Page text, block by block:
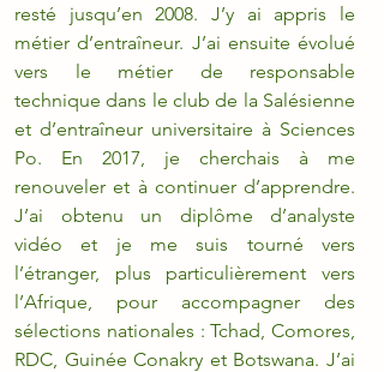
resté jusqu’en 2008. J’y ai appris le
métier d’entraîneur. J’ai ensuite évolué
vers le métier de responsable
technique dans le club de la Salésienne
et d’entraîneur universitaire à Sciences
Po. En 2017, je cherchais à me
renouveler et à continuer d’apprendre.
J’ai obtenu un diplôme d’analyste
vidéo et je me suis tourné vers
l’étranger, plus particulièrement vers
l’Afrique, pour accompagner des
sélections nationales : Tchad, Comores,
RDC, Guinée Conakry et Botswana. J’ai